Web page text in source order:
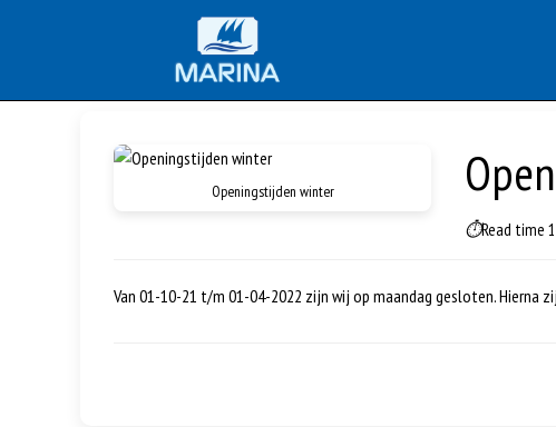
Openingstijden winter
⏱Read time
Van 01-10-21 t/m 01-04-2022 zijn wij op maandag gesloten. Hierna